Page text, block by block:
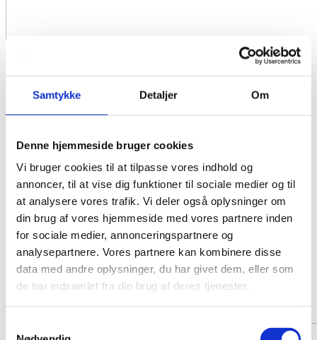
Samtykke Detaljer Om
Denne hjemmeside bruger cookies
Vi bruger cookies til at tilpasse vores indhold og
annoncer, til at vise dig funktioner til sociale medier og til
at analysere vores trafik. Vi deler også oplysninger om
din brug af vores hjemmeside med vores partnere inden
for sociale medier, annonceringspartnere og
analysepartnere. Vores partnere kan kombinere disse
data med andre oplysninger, du har givet dem, eller som
de har indsamlet fra din brug af deres tjenester.